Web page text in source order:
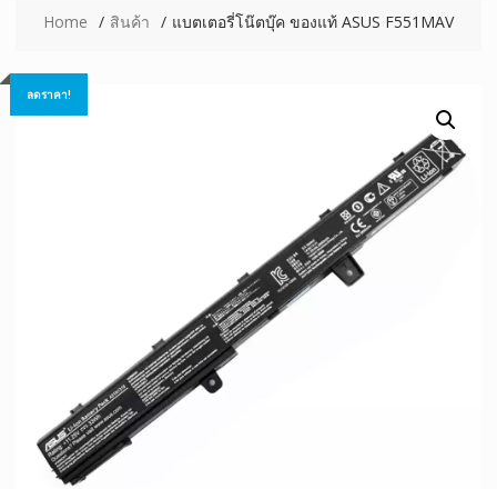
Home สินค้า แบตเตอรี่โน๊ตบุ๊ค ของแท้ ASUS F551MAV
ลดราคา!